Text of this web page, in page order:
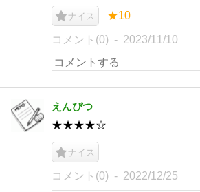
ナイス ★10
コメント(0) 2023/11/10
えんぴつ
★★★★☆
ナイス
コメント(0) 2022/12/25